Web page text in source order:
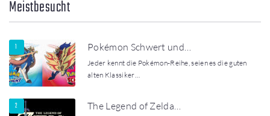
Meistbesucht
Pokémon Schwert und…
Jeder kennt die Pokémon-Reihe, seien es die guten
alten Klassiker…
The Legend of Zelda…